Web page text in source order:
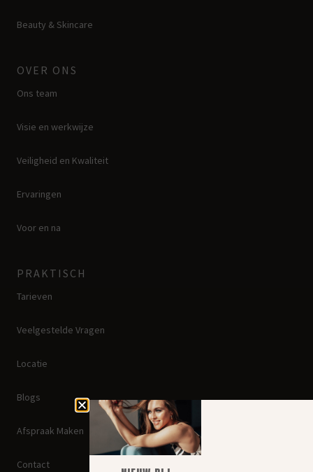
Beauty & Skincare
OVER ONS
Ons team
Visie en werkwijze
Veiligheid en Kwaliteit
Ervaringen
Voor en na
PRAKTISCH
Tarieven
Veelgestelde Vragen
Locatie
Blogs
Afspraak Maken
Contact